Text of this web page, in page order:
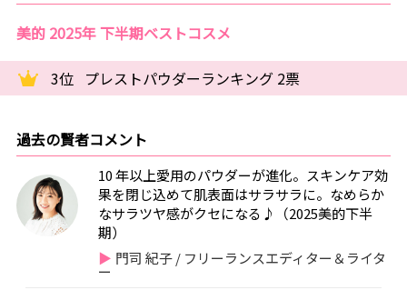
美的 2025年 下半期ベストコスメ
3位 プレストパウダーランキング 2票
過去の賢者コメント
10 年以上愛用のパウダーが進化。スキンケア効
果を閉じ込めて肌表面はサラサラに。なめらか
なサラツヤ感がクセになる♪（2025美的下半
期）
門司 紀子 / フリーランスエディター＆ライタ
ー